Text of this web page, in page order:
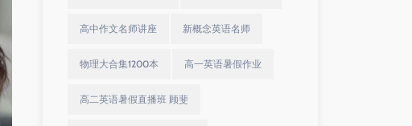
高中作文名师讲座 新概念英语名师
物理大合集1200本 高一英语暑假作业
高二英语暑假直播班 顾斐